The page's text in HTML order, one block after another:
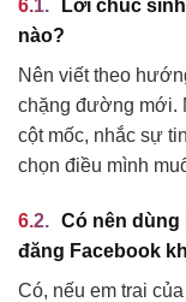
Lời chúc
nào?
Nên viết theo
chặng đường mới.
cột mốc, nhắc sự
chọn điều mình
Có nên dùng
đăng Facebook
Có, nếu em trai